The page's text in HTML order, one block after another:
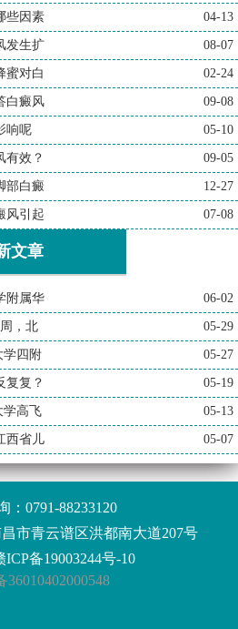
些因素 04-13
发生扩 08-07
蜜对白 02-24
白癜风 09-08
响呢 05-10
有效？ 09-05
部白癜 12-27
风引起 07-08
文章
附属华 06-02
，北 05-29
学四附 05-27
复复？ 05-19
学高飞 05-13
西省儿 05-07
： 0791-88233120
市青云谱区洪都南大道207号
ICP备19003244号-10